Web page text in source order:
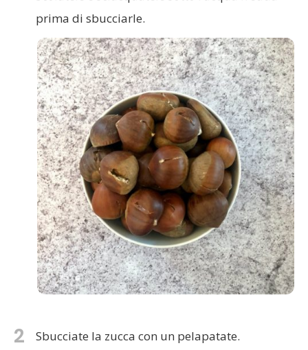
prima di sbucciarle.
2
Sbucciate la zucca con un pelapatate.